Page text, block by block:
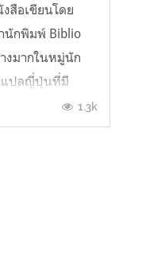
สือเขียนโดย
นักพิมพ์ Biblio
งมากในหมู่นัก
แปลญี่ปุ่นที่มี
การันตี เป็นนิยาย
านได้อย่าง
1.3k